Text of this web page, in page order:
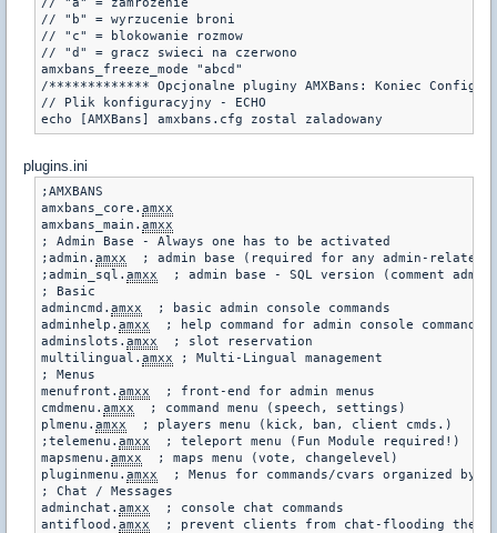
// "b" = wyrzucenie broni
// "c" = blokowanie rozmow
// "d" = gracz swieci na czerwono
amxbans_freeze_mode "abcd"
/************* Opcjonalne pluginy AMXBans: Koniec
// Plik konfiguracyjny - ECHO
plugins.ini
;AMXBANS
amxbans_core. amxx
amxbans_main. amxx
; Admin Base - Always one has to be activated
;admin. amxx
  ; admin base (required for any admin-related)
;admin_sql. amxx
; admin base - SQL version (comment
; Basic
admincmd. amxx
  ; basic admin console commands
adminhelp. amxx
  ; help command for admin console commands
adminslots. amxx
  ; slot reservation
multilingual. amxx ; Multi-Lingual management
; Menus
menufront. amxx
  ; front-end for admin menus
cmdmenu. amxx
  ; command menu (speech, settings)
plmenu. amxx
  ; players menu (kick, ban, client cmds.)
;telemenu. amxx
  ; teleport menu (Fun Module required!)
mapsmenu. amxx
  ; maps menu (vote, changelevel)
pluginmenu. amxx
; Menus for commands/cvars organized by
; Chat / Messages
adminchat. amxx
  ; console chat commands
antiflood. amxx
; prevent clients from chat-flooding the